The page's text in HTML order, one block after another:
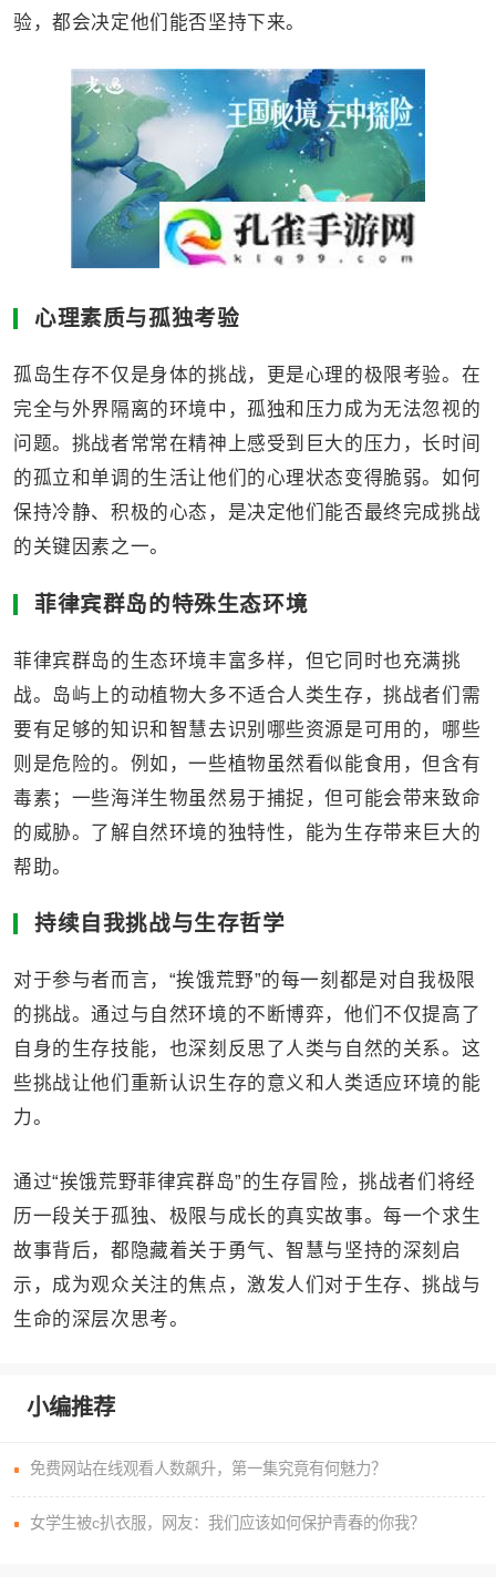
验，都会决定他们能否坚持下来。
心理素质与孤独考验
孤岛生存不仅是身体的挑战，更是心理的极限考验。在
完全与外界隔离的环境中，孤独和压力成为无法忽视的
问题。挑战者常常在精神上感受到巨大的压力，长时间
的孤立和单调的生活让他们的心理状态变得脆弱。如何
保持冷静、积极的心态，是决定他们能否最终完成挑战
的关键因素之一。
菲律宾群岛的特殊生态环境
菲律宾群岛的生态环境丰富多样，但它同时也充满挑
战。岛屿上的动植物大多不适合人类生存，挑战者们需
要有足够的知识和智慧去识别哪些资源是可用的，哪些
则是危险的。例如，一些植物虽然看似能食用，但含有
毒素；一些海洋生物虽然易于捕捉，但可能会带来致命
的威胁。了解自然环境的独特性，能为生存带来巨大的
帮助。
持续自我挑战与生存哲学
对于参与者而言，“挨饿荒野”的每一刻都是对自我极限
的挑战。通过与自然环境的不断博弈，他们不仅提高了
自身的生存技能，也深刻反思了人类与自然的关系。这
些挑战让他们重新认识生存的意义和人类适应环境的能
力。
通过“挨饿荒野菲律宾群岛”的生存冒险，挑战者们将经
历一段关于孤独、极限与成长的真实故事。每一个求生
故事背后，都隐藏着关于勇气、智慧与坚持的深刻启
示，成为观众关注的焦点，激发人们对于生存、挑战与
生命的深层次思考。
小编推荐
免费网站在线观看人数飙升，第一集究竟有何魅力？
女学生被c扒衣服，网友：我们应该如何保护青春的你我？